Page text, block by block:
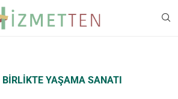
BIRLIKTE YAŞAMA SANATI